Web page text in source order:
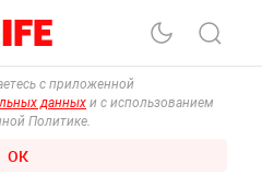
с приложенной
данных и с использованием
Политике.
ОК